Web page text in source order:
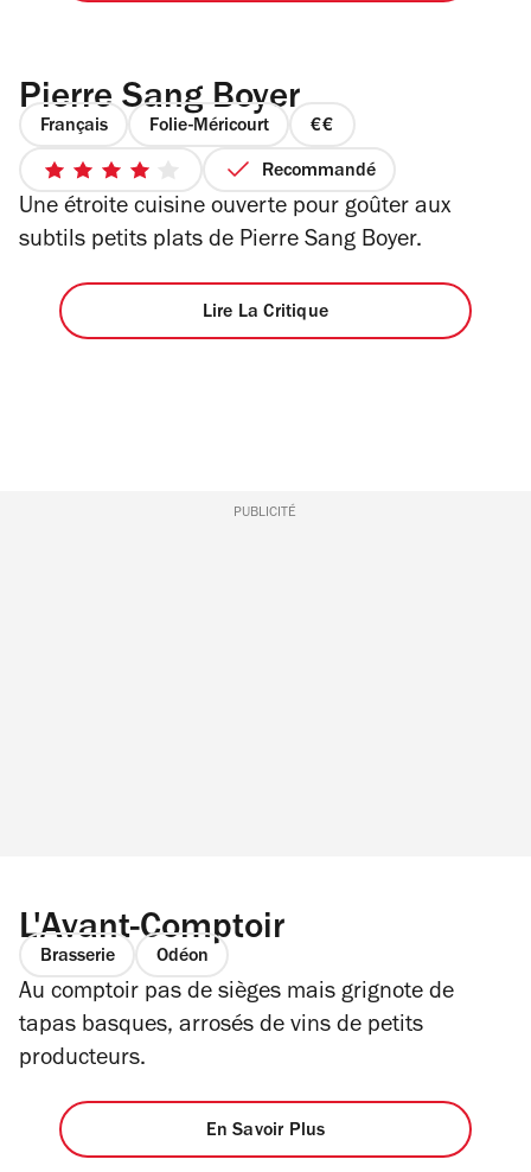
Pierre Sang Boyer
Français Folie-Méricourt
prix
2
4
sur
5
Recommandé
Une étroite cuisine ouverte pour goûter aux
subtils petits plats de Pierre Sang Boyer.
Lire La Critique
PUBLICITÉ
L'Avant-Comptoir
Brasserie Odéon
Au comptoir pas de sièges mais grignote de
tapas basques, arrosés de vins de petits
producteurs.
En Savoir Plus